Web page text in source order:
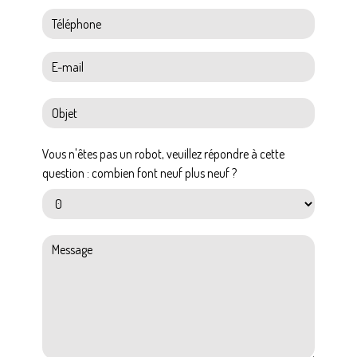
Vous n'êtes pas un robot, veuillez répondre à cette
question : combien font neuf plus neuf ?